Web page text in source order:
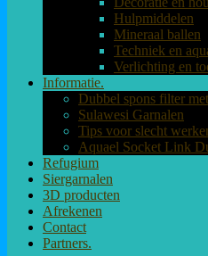
Hulpmiddelen
Mineraal ballen
Techniek en
Verlichting en
Informatie.
Dubbel spons filter
Sulawesi Garnalen
Tips voor slecht
Aquael Socket Link
Refugium
Siergarnalen
3D producten
Afrekenen
Contact
Partners.